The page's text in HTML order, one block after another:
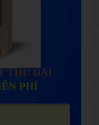
THỦ ĐẠI
PHÍ